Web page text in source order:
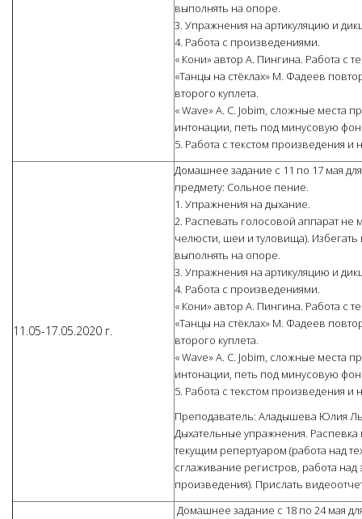
выполнять на опоре.
3. Упражнения на артикуляцию и
4. Работа с произведениями.
« Кони» автор А. Пингина. Работа с
«Танцы на стёклах» М. Фадеев
второго куплета.
« Wave» A. C. Jobim, сложные места
интонации, петь под минусовую
5. Работа с текстом произведения и
11.05-17.05.2020 г.
Домашнее задание с 11 по 17 мая
предмету: Сольное пение.
1. Упражнения на дыхание.
2. Распевать голосовой аппарат
челюсти, шеи и туловища).
выполнять на опоре.
3. Упражнения на артикуляцию и
4. Работа с произведениями.
« Кони» автор А. Пингина. Работа с
«Танцы на стёклах» М. Фадеев
второго куплета.
« Wave» A. C. Jobim, сложные места
интонации, петь под минусовую
5. Работа с текстом произведения и
Преподаватель: Аладышева Юлия
Дыхательные упражнения.
текущим репертуаром (работа над
сглаживание регистров, работа
произведения). Прислать
Домашнее задание с 18 по 24 мая